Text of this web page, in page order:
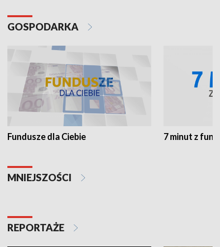
GOSPODARKA
Fundusze dla Ciebie 7 minut z
MNIEJSZOŚCI
REPORTAŻE